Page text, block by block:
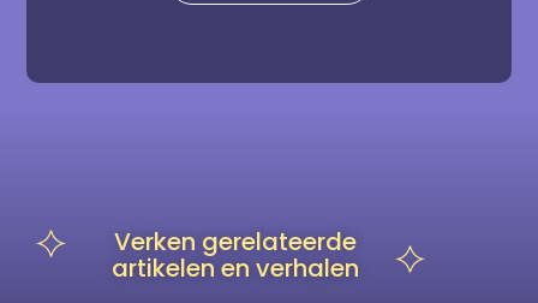
Verken gerelateerde
artikelen en verhalen